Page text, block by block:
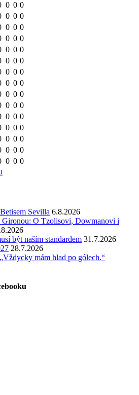
0 0 0
0 0 0
0 0 0
0 0 0
0 0 0
0 0 0
0 0 0
0 0 0
0 0 0
0 0 0
0 0 0
0 0 0
0 0 0
0 0 0
0 0 0
Sevilla 6.8.2026
Gironou: O Tzolisovi, Dowmanovi i
být naším standardem 31.7.2026
28.7.2026
mám hlad po gólech.“